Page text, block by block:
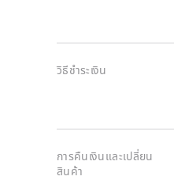
วิธีชำระเงิน
การคืนเงินและเปลี่ยน
สินค้า